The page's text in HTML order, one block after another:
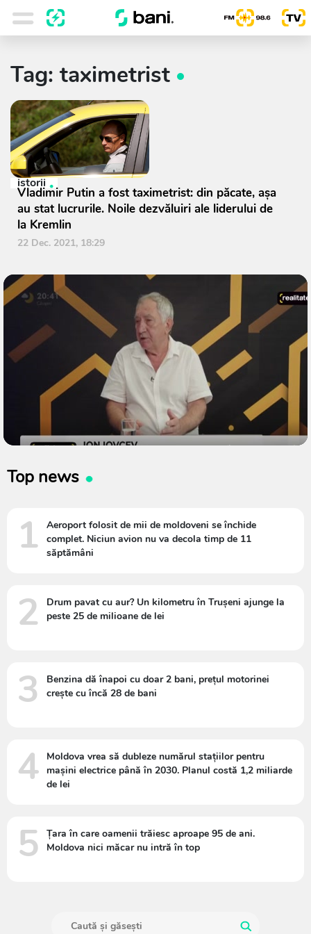
Tag: taximetrist
istorii
Vladimir Putin a fost taximetrist: din păcate, așa
au stat lucrurile. Noile dezvăluiri ale liderului de
la Kremlin
22 Dec. 2021, 18:29
Top news
1
Aeroport folosit de mii de moldoveni se închide
complet. Niciun avion nu va decola timp de 11
săptămâni
2
Drum pavat cu aur? Un kilometru în Trușeni ajunge la
peste 25 de milioane de lei
3
Benzina dă înapoi cu doar 2 bani, prețul motorinei
crește cu încă 28 de bani
4
Moldova vrea să dubleze numărul stațiilor pentru
mașini electrice până în 2030. Planul costă 1,2 miliarde
de lei
5
Țara în care oamenii trăiesc aproape 95 de ani.
Moldova nici măcar nu intră în top